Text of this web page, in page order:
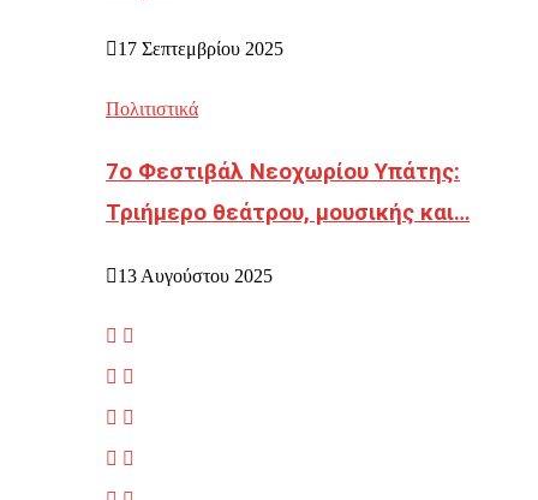
17 Σεπτεμβρίου 2025
Πολιτιστικά
7ο Φεστιβάλ Νεοχωρίου Υπάτης:
Τριήμερο θεάτρου, μουσικής και…
13 Αυγούστου 2025